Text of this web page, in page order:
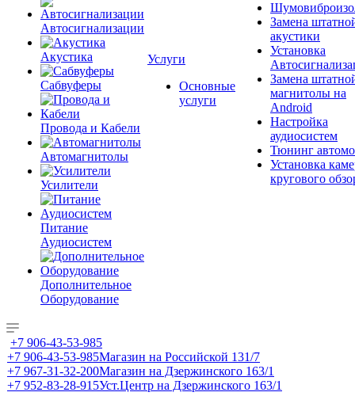
Автосигнализации
Акустика
Сабвуферы
Провода и Кабели
Автомагнитолы
Усилители
Питание
Аудиосистем
Дополнительное
Оборудование
Услуги
Основные
услуги
Замена
акустики
Установка
Замена
магнитолы на
Android
Настройка
аудиосистем
Тюнинг
Установка
кругового
+7 906-43-53-985
+7 906-43-53-985Магазин на Российской 131/7
+7 967-31-32-200Магазин на Дзержинского 163/1
+7 952-83-28-915Уст.Центр на Дзержинского 163/1